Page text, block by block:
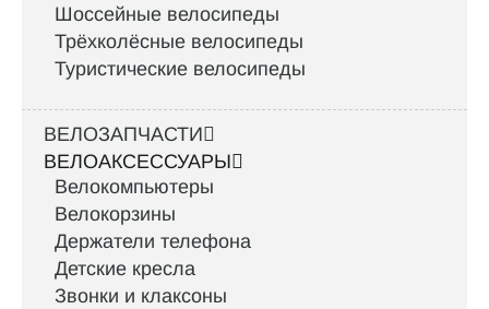
Шоссейные велосипеды
Трёхколёсные велосипеды
Туристические велосипеды
ВЕЛОЗАПЧАСТИ
ВЕЛОАКСЕССУАРЫ
Велокомпьютеры
Велокорзины
Держатели телефона
Детские кресла
Звонки и клаксоны